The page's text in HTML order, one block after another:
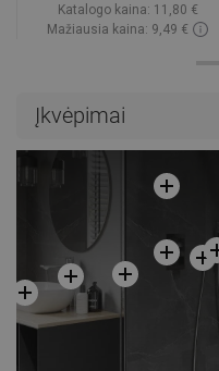
Katalogo kaina: 11,80 €
Mažiausia kaina: 9,49 €
Įkvėpimai